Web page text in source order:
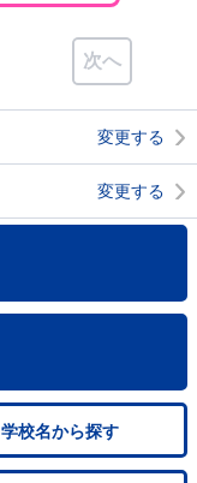
次へ
変更する
変更する
学校名から探す